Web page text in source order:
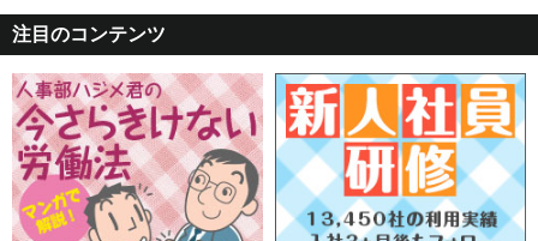
注目のコンテンツ